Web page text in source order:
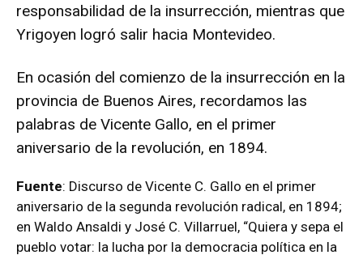
responsabilidad de la insurrección, mientras que
Yrigoyen logró salir hacia Montevideo.
En ocasión del comienzo de la insurrección en la
provincia de Buenos Aires, recordamos las
palabras de Vicente Gallo, en el primer
aniversario de la revolución, en 1894.
Fuente: Discurso de Vicente C. Gallo en el primer
aniversario de la segunda revolución radical, en 1894;
en Waldo Ansaldi y José C. Villarruel, “Quiera y sepa el
pueblo votar: la lucha por la democracia política en la